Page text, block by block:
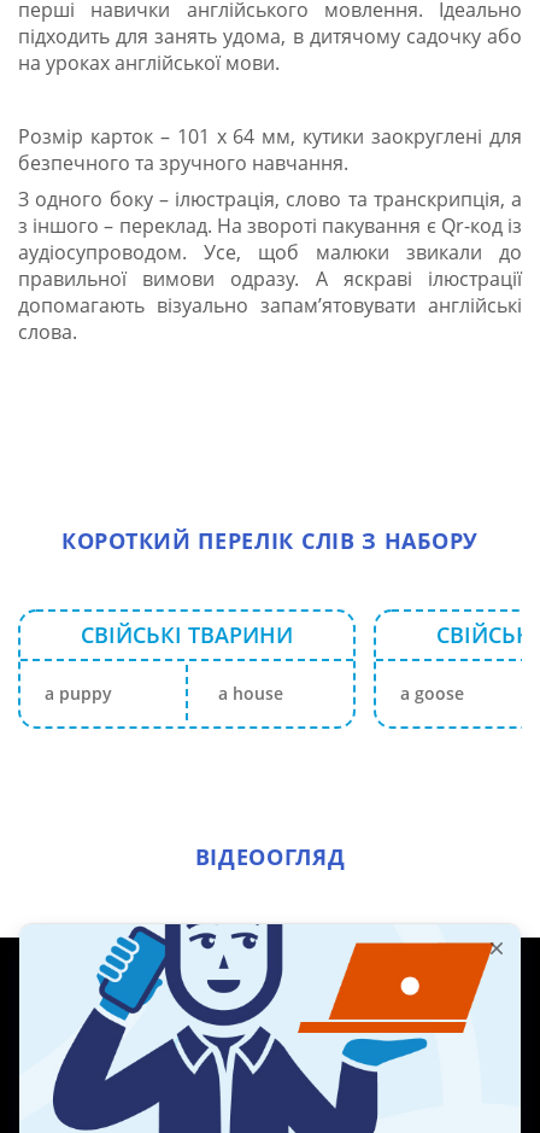
перші навички англійського мовлення. Ідеально
підходить для занять удома, в дитячому садочку або
на уроках англійської мови.
Розмір карток – 101 х 64 мм, кутики заокруглені для
безпечного та зручного навчання.
З одного боку – ілюстрація, слово та транскрипція, а
з іншого – переклад. На звороті пакування є Qr-код із
аудіосупроводом. Усе, щоб малюки звикали до
правильної вимови одразу. А яскраві ілюстрації
допомагають візуально запамʼятовувати англійські
слова.
КОРОТКИЙ ПЕРЕЛІК СЛІВ З НАБОРУ
СВІЙСЬКІ ТВАРИНИ
a puppy a house a goose
ВІДЕООГЛЯД